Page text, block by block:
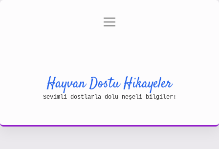
Gizlilik Politikası
menüyü
Hayvan Dostu Hikayeler
Sevimli dostlarla dolu neşeli bilgiler!